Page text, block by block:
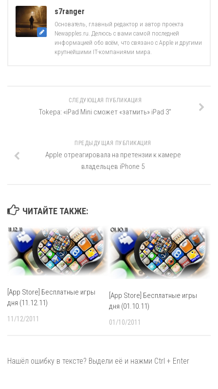
s7ranger
Основатель, главный редактор и автор проекта
Newapples.ru. Делюсь с вами самой последней
информацией обо всём, что связано с Apple и другими
крупнейшими IT-компаниями мира.
СЛЕДУЮЩАЯ ПУБЛИКАЦИЯ
Tokepa: «iPad Mini сможет «затмить» iPad 3″
ПРЕДЫДУЩАЯ ПУБЛИКАЦИЯ
Apple отреагировала на претензии к камере
владельцев iPhone 5
ЧИТАЙТЕ ТАКЖЕ:
[App Store] Бесплатные игры
дня (11.12.11)
11/12/2011
[App Store] Бесплатные игры
дня (01.10.11)
01/10/2011
Нашёл ошибку в тексте? Выдели её и нажми Ctrl + Enter